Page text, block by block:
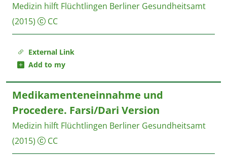
External Link
Add to my
Medizin hilft Flüchtlingen Berliner Gesundheitsamt
(2015)
CC
Medikamenteneinnahme und
Procedere. Farsi/Dari Version
Medizin hilft Flüchtlingen Berliner Gesundheitsamt
(2015)
CC